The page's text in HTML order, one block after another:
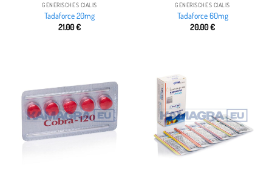
GENERISCHES CIALIS
Tadaforce 20mg
21.00€
GENERISCHES CIALIS
Tadaforce 60mg
20.00€